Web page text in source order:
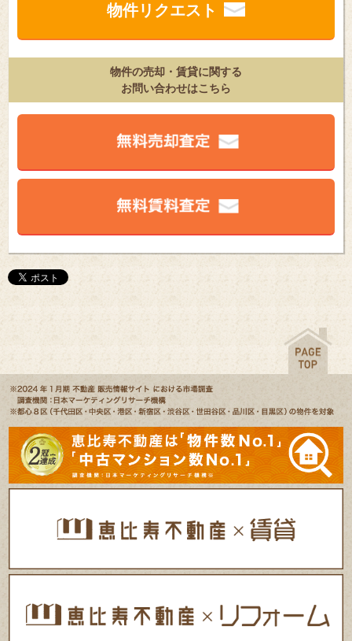
物件リクエスト
物件の売却・賃貸に関する
お問い合わせはこちら